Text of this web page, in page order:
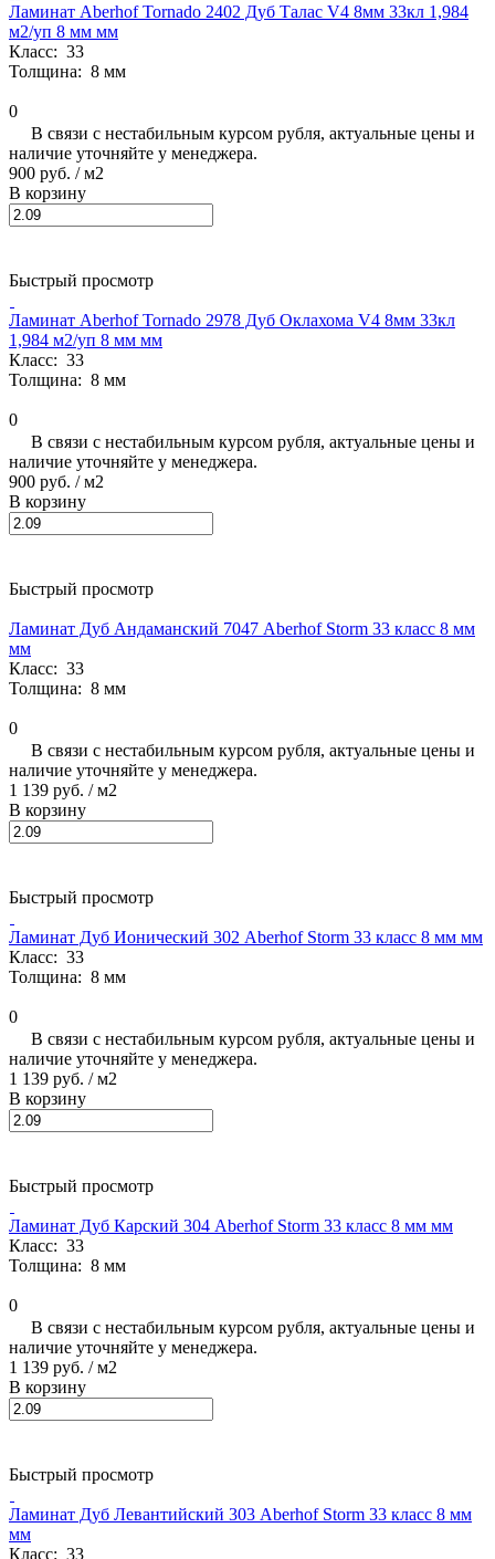
Ламинат Aberhof Tornado 2402 Дуб Талас V4 8мм 33кл 1,984
м2/уп 8 мм мм
Класс: 33
Толщина: 8 мм
0
В связи с нестабильным курсом рубля, актуальные цены и
наличие уточняйте у менеджера.
900 руб. / м2
В корзину
Быстрый просмотр
Ламинат Aberhof Tornado 2978 Дуб Оклахома V4 8мм 33кл
1,984 м2/уп 8 мм мм
Класс: 33
Толщина: 8 мм
0
В связи с нестабильным курсом рубля, актуальные цены и
наличие уточняйте у менеджера.
900 руб. / м2
В корзину
Быстрый просмотр
Ламинат Дуб Андаманский 7047 Aberhof Storm 33 класс 8 мм
мм
Класс: 33
Толщина: 8 мм
0
В связи с нестабильным курсом рубля, актуальные цены и
наличие уточняйте у менеджера.
1 139 руб. / м2
В корзину
Быстрый просмотр
Ламинат Дуб Ионический 302 Aberhof Storm 33 класс 8 мм мм
Класс: 33
Толщина: 8 мм
0
В связи с нестабильным курсом рубля, актуальные цены и
наличие уточняйте у менеджера.
1 139 руб. / м2
В корзину
Быстрый просмотр
Ламинат Дуб Карский 304 Aberhof Storm 33 класс 8 мм мм
Класс: 33
Толщина: 8 мм
0
В связи с нестабильным курсом рубля, актуальные цены и
наличие уточняйте у менеджера.
1 139 руб. / м2
В корзину
Быстрый просмотр
Ламинат Дуб Левантийский 303 Aberhof Storm 33 класс 8 мм
мм
Класс: 33